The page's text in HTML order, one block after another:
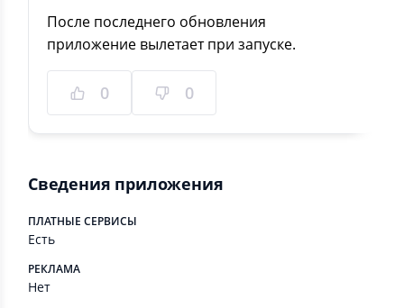
После последнего обновления
приложение вылетает при запуске.
0 0
Сведения приложения
ПЛАТНЫЕ СЕРВИСЫ
Есть
РЕКЛАМА
Нет